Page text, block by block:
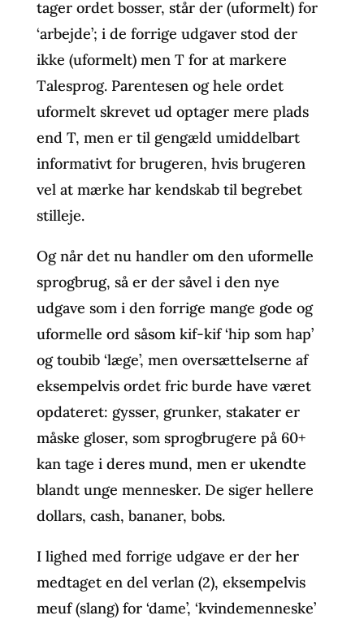
tager ordet bosser, står der (uformelt) for
‘arbejde’; i de forrige udgaver stod der
ikke (uformelt) men T for at markere
Talesprog. Parentesen og hele ordet
uformelt skrevet ud optager mere plads
end T, men er til gengæld umiddelbart
informativt for brugeren, hvis brugeren
vel at mærke har kendskab til begrebet
stilleje.
Og når det nu handler om den uformelle
sprogbrug, så er der såvel i den nye
udgave som i den forrige mange gode og
uformelle ord såsom kif-kif ‘hip som hap’
og toubib ‘læge’, men oversættelserne af
eksempelvis ordet fric burde have været
opdateret: gysser, grunker, stakater er
måske gloser, som sprogbrugere på 60+
kan tage i deres mund, men er ukendte
blandt unge mennesker. De siger hellere
dollars, cash, bananer, bobs.
I lighed med forrige udgave er der her
medtaget en del verlan (2), eksempelvis
meuf (slang) for ‘dame’, ‘kvindemenneske’